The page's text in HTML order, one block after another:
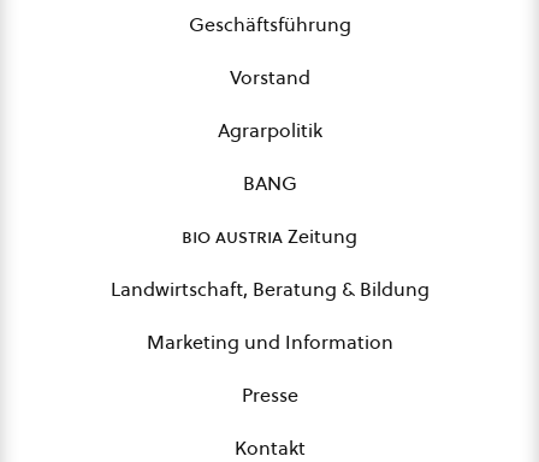
Geschäftsführung
Vorstand
Agrarpolitik
BANG
bio austriaZeitung
Landwirtschaft, Beratung & Bildung
Marketing und Information
Presse
Kontakt